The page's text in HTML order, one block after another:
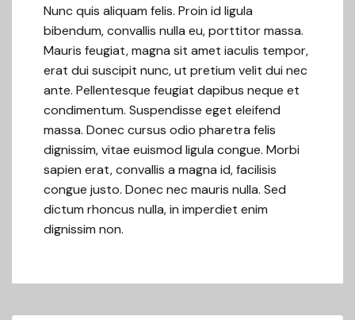
Nunc quis aliquam felis. Proin id ligula
bibendum, convallis nulla eu, porttitor massa.
Mauris feugiat, magna sit amet iaculis tempor,
erat dui suscipit nunc, ut pretium velit dui nec
ante. Pellentesque feugiat dapibus neque et
condimentum. Suspendisse eget eleifend
massa. Donec cursus odio pharetra felis
dignissim, vitae euismod ligula congue. Morbi
sapien erat, convallis a magna id, facilisis
congue justo. Donec nec mauris nulla. Sed
dictum rhoncus nulla, in imperdiet enim
dignissim non.